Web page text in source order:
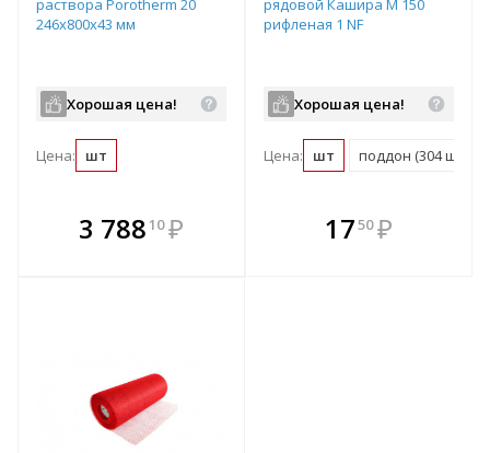
раствора Porotherm 20
246х800х43 мм
Хорошая цена!
Цена: шт
3 788 10 ₽
В комплекте
всегда выгоднее!
рядовой Кашира М 150
рифленая 1 NF
Хорошая цена!
Цена: шт поддон (304 шт)
В комплекте
всегда выгоднее!
1750 ₽